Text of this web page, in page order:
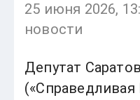
25 июня 2026,
новости
Депутат
(«Справедливая